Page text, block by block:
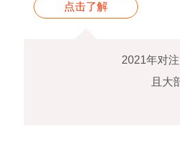
点击了解
2021年对
且大